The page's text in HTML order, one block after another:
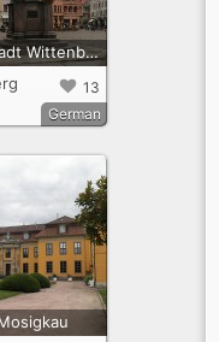
Lutherstadt Wittenberg
13
German